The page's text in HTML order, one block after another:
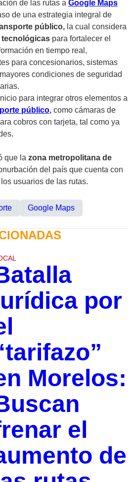
de las rutas a Google Maps
de una estrategia integral de
público, la cual considera
tecnológicas para fortalecer el
en tiempo real,
para concesionarios, sistemas
condiciones de seguridad
para integrar otros elementos a
público, como cámaras de
cobros con tarjeta, tal como ya
que la zona metropolitana de
del país que cuenta con
usuarios de las rutas.
Google Maps
por
Morelos:
el
de